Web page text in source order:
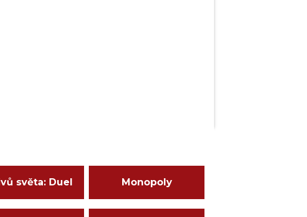
světa: Duel Monopoly